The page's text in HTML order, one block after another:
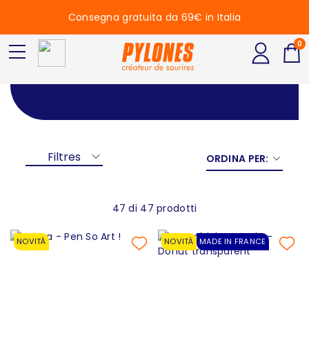
Arancione
Filtres ORDINA PER:
47 di 47 prodotti
NOVITÀ NOVITÀ MADE IN FRANCE
Consegna gratuita da 69€ in Italia
0